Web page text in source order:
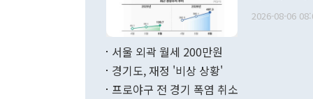
다. [정동영 통일부 장관이 지난달 23일 오후 서울 종로구 정부서울청사에
료=한국은행] 한국은행이 6일 발표한 '2026년 6월 국제수지(잠정)'
2026-08-06
서울 외곽 월세 200만원
경기도, 재정 '비상 상황'
프로야구 전 경기 폭염 취소